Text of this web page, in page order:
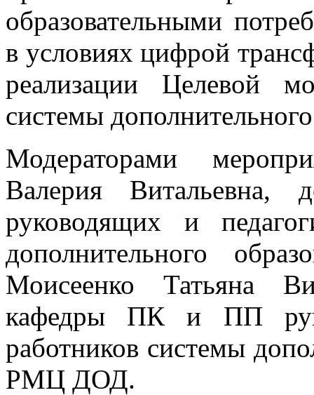
образовательными
в условиях цифрой
реализации Целевой
системы
Модераторами
Валерия
руководящих и
дополнительного
Моисеенко Татьяна
кафедры ПК и ПП
работников системы
РМЦ ДОД.